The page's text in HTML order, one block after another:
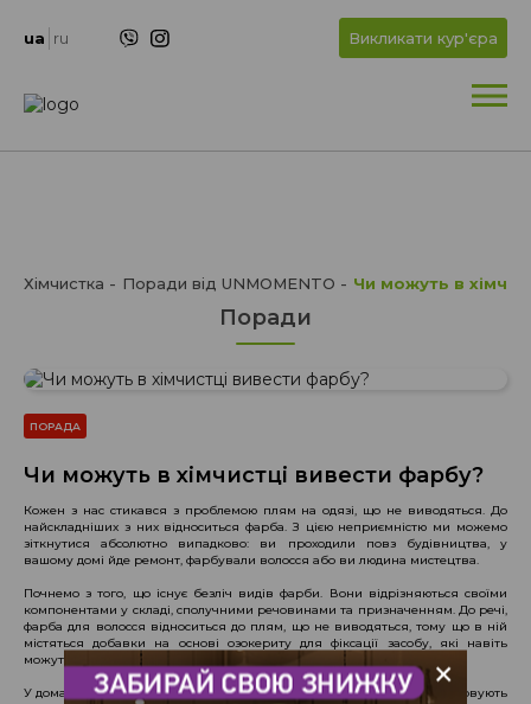
OKua ru Викликати кур'єра
Хімчистка Поради від UNMOMENTO Чи можуть в
Поради
ПОРАДА
Чи можуть в хімчистці вивести фарбу?
Кожен з нас стикався з проблемою плям на одязі, що не виводяться. До
найскладніших з них відноситься фарба. З цією неприємністю ми можемо
зіткнутися абсолютно випадково: ви проходили повз будівництва, у
вашому домі йде ремонт, фарбували волосся або ви людина мистецтва.
Почнемо з того, що існує безліч видів фарби. Вони відрізняються своїми
компонентами у складі, сполучними речовинами та призначенням. До речі,
фарба для волосся відноситься до плям, що не виводяться, тому що в ній
містяться добавки на основі озокериту для фіксації засобу, які навіть
можуть знебарвити кольорову тканину.
У домашніх умовах для виведення плям фарби найчастіше використовують
+